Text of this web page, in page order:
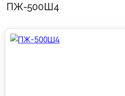
ПЖ-500Ш4